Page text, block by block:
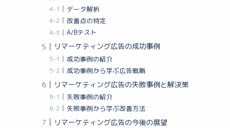
データ解析
改善点の特定
A/Bテスト
リマーケティング広告の成功事例
成功事例の紹介
成功事例から学ぶ広告戦略
リマーケティング広告の失敗事例と解決策
失敗事例の紹介
失敗事例から学ぶ改善方法
リマーケティング広告の今後の展望